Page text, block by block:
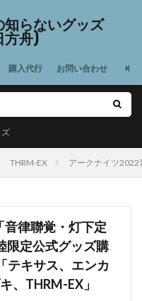
知らないグッズ
方舟)
購入代行 お問い合わせ
THRM-EX アークナイツ2022
音律聯覚・灯下定
限定公式グッズ購
テキサス、エンカ
、THRM-EX」